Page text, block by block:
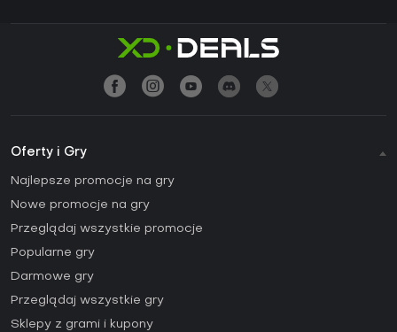
Oferty i Gry
Najlepsze promocje na gry
Nowe promocje na gry
Przeglądaj wszystkie promocje
Popularne gry
Darmowe gry
Przeglądaj wszystkie gry
Sklepy z grami i kupony